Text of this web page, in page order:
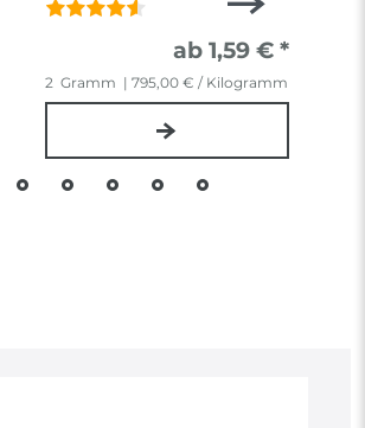
ab 1,59 € *
2 Gramm | 795,00 € / Kilogramm